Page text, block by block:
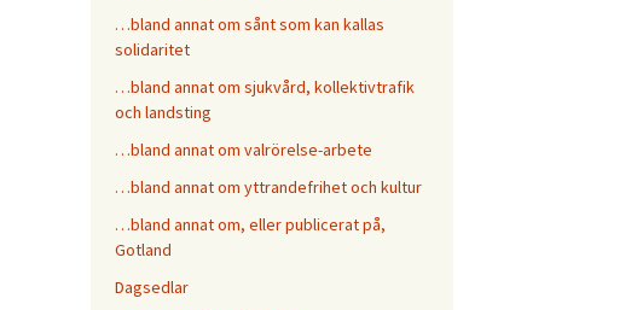
…bland annat om sånt som kan kallas
solidaritet
…bland annat om sjukvård, kollektivtrafik
och landsting
…bland annat om valrörelse-arbete
…bland annat om yttrandefrihet och kultur
…bland annat om, eller publicerat på,
Gotland
Dagsedlar